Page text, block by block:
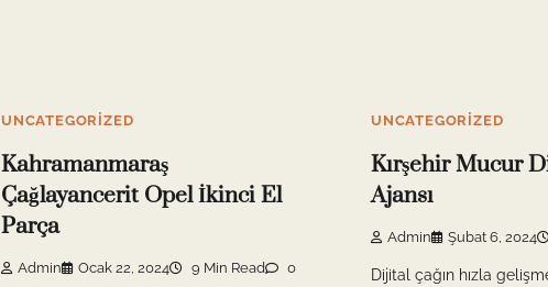
UNCATEGORIZED
Kahramanmaraş
Çağlayancerit Opel İkinci El
Parça
Admin Ocak 22, 2024 9 Min Read 0
UNCATEGORIZED
Kırşehir Mucur
Ajansı
Admin Şubat 6, 2024
Dijital çağın hızla